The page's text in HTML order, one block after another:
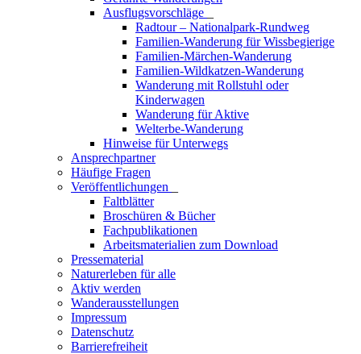
Ausflugsvorschläge
Radtour – Nationalpark-Rundweg
Familien-Wanderung für Wissbegierige
Familien-Märchen-Wanderung
Familien-Wildkatzen-Wanderung
Wanderung mit Rollstuhl oder
Kinderwagen
Wanderung für Aktive
Welterbe-Wanderung
Hinweise für Unterwegs
Ansprechpartner
Häufige Fragen
Veröffentlichungen
Faltblätter
Broschüren & Bücher
Fachpublikationen
Arbeitsmaterialien zum Download
Pressematerial
Naturerleben für alle
Aktiv werden
Wanderausstellungen
Impressum
Datenschutz
Barrierefreiheit